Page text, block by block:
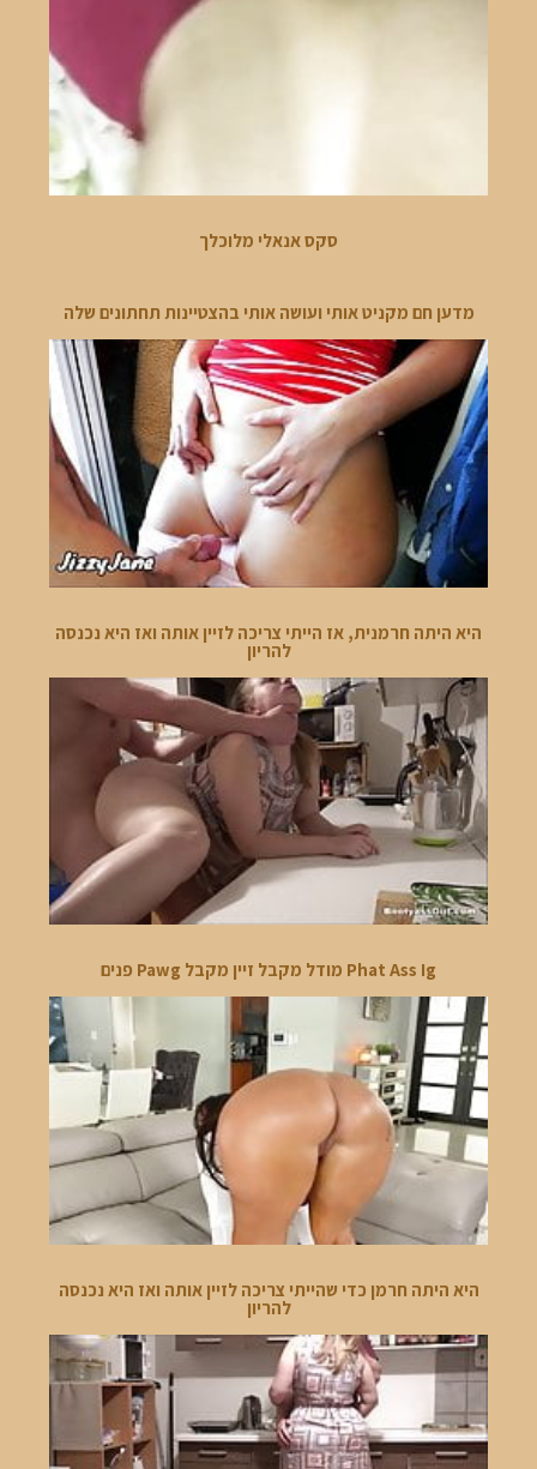
סקס אנאלי מלוכלך
מדען חם מקניט אותי ועושה אותי בהצטיינות תחתונים שלה
היא היתה חרמנית, אז הייתי צריכה לזיין אותה ואז היא נכנסה
להריון
Phat Ass Ig מודל מקבל זיין מקבל Pawg פנים
היא היתה חרמן כדי שהייתי צריכה לזיין אותה ואז היא נכנסה
להריון